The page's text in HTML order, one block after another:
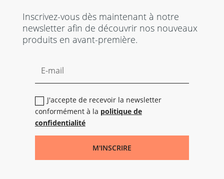
Inscrivez-vous dès maintenant à notre
newsletter afin de découvrir nos nouveaux
produits en avant-première.
J'accepte de recevoir la newsletter
conformément à la politique de
confidentialité
M'INSCRIRE